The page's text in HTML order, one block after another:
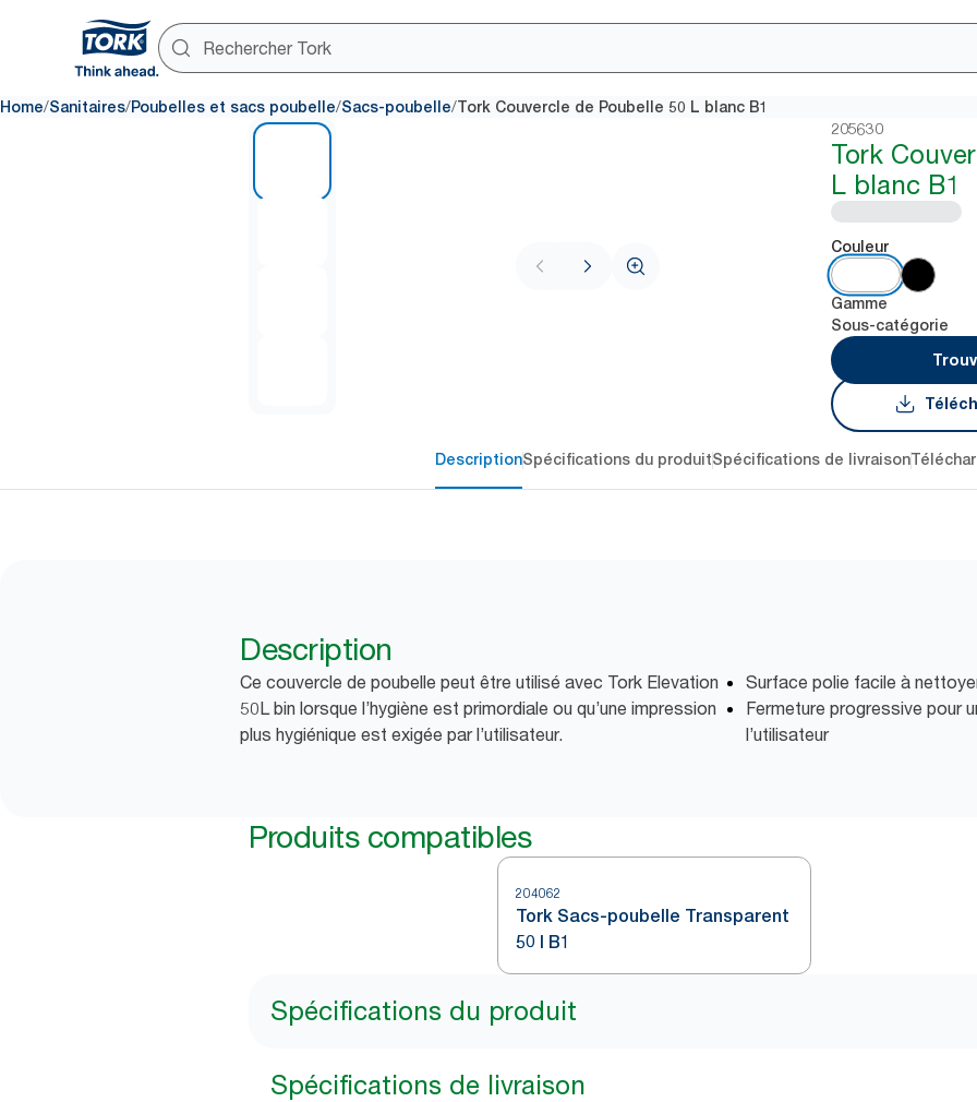
Home/Sanitaires/Poubelles et sacs poubelle/Sacs-poubelle/Tork Couvercle de Poubelle 50 L blanc B1
205630
Tork
L blanc B1
Couleur
Gamme
Sous-catégorie
DescriptionSpécifications du produitSpécifications de livraison
Description
Ce couvercle de poubelle peut être utilisé avec Tork Elevation
50L bin lorsque l’hygiène est primordiale ou qu’une impression
plus hygiénique est exigée par l’utilisateur.
Surface polie facile à
Fermeture progressive pour
l’utilisateur
Produits compatibles
204062
Tork Sacs-poubelle Transparent
50 l B1
Spécifications du produit
Spécifications de livraison